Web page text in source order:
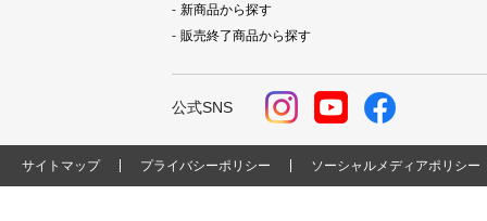
新商品から探す
販売終了商品から探す
公式SNS
サイトマップ プライバシーポリシー ソーシャルメディアポリシー